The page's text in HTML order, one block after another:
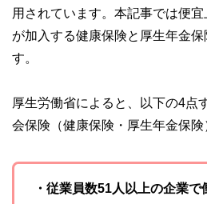
用されています。本記事では便
が加入する健康保険と厚生年金
す。
厚生労働省によると、以下の4点
会保険（健康保険・厚生年金保険
・従業員数51人以上の企業で